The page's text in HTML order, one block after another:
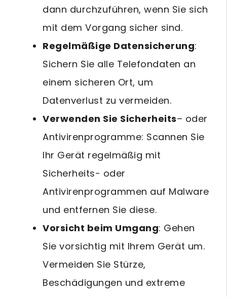
dann durchzuführen, wenn Sie sich
mit dem Vorgang sicher sind.
Regelmäßige Datensicherung:
Sichern Sie alle Telefondaten an
einem sicheren Ort, um
Datenverlust zu vermeiden.
Verwenden Sie Sicherheits– oder
Antivirenprogramme: Scannen Sie
Ihr Gerät regelmäßig mit
Sicherheits- oder
Antivirenprogrammen auf Malware
und entfernen Sie diese.
Vorsicht beim Umgang: Gehen
Sie vorsichtig mit Ihrem Gerät um.
Vermeiden Sie Stürze,
Beschädigungen und extreme